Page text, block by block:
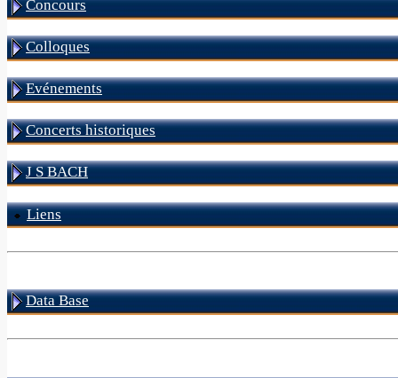
Concours
Colloques
Evénements
Concerts historiques
J S BACH
Liens
Data Base